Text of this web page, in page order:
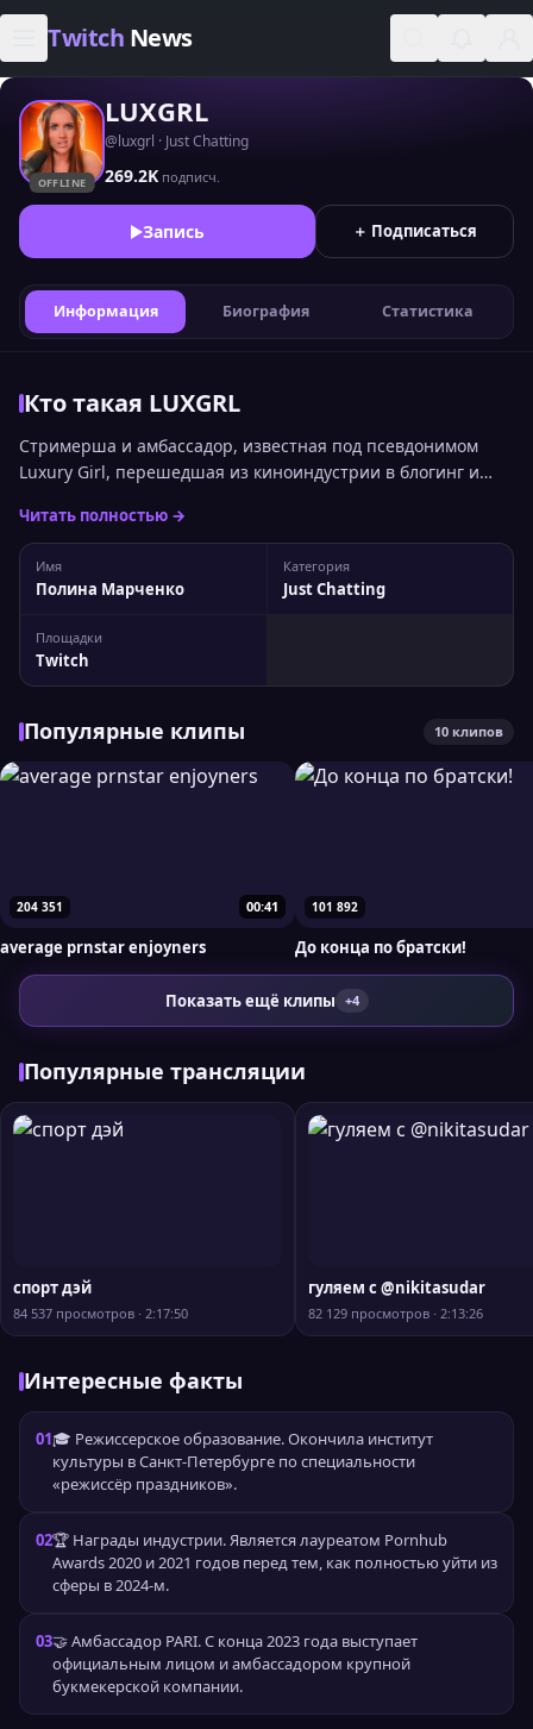
Skip to content
Twitch News
OFFLINE
LUXGRL
@luxgrl · Just Chatting
269.2K подписч.
Запись ＋ Подписаться
Информация Биография Статистика
Кто такая LUXGRL
Стримерша и амбассадор, известная под псевдонимом
Luxury Girl, перешедшая из киноиндустрии в блогинг и
Читать полностью →
Имя
Полина Марченко
Категория
Just Chatting
Площадки
Twitch
Популярные клипы 10 клипов
00:41
204 351
average prnstar enjoyners
101 892
До конца по братски!
Показать ещё клипы +4
Популярные трансляции
спорт дэй
84 537 просмотров · 2:17:50
гуляем с @nikitasudar
82 129 просмотров · 2:13:26
Интересные факты
01🎓 Режиссерское образование. Окончила институт
культуры в Санкт-Петербурге по специальности
«режиссёр праздников».
02🏆 Награды индустрии. Является лауреатом Pornhub
Awards 2020 и 2021 годов перед тем, как полностью уйти из
сферы в 2024-м.
03🤝 Амбассадор PARI. С конца 2023 года выступает
официальным лицом и амбассадором крупной
букмекерской компании.